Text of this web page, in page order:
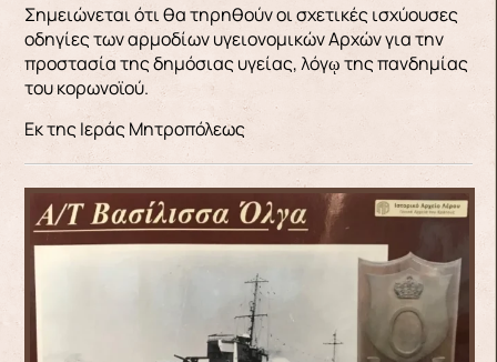
Σημειώνεται ότι θα τηρηθούν οι σχετικές ισχύουσες
οδηγίες των αρμοδίων υγειονομικών Αρχών για την
προστασία της δημόσιας υγείας, λόγῳ της πανδημίας
του κορωνοϊού.
Εκ της Ιεράς Μητροπόλεως